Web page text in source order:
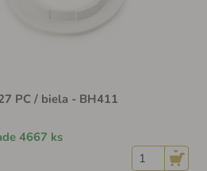
PC / biela - BH411
4667 ks